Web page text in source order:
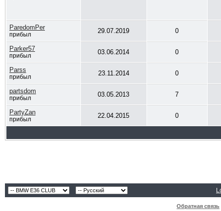
ParedomPer
прибыл 29.07.2019 0
Parker57
прибыл 03.06.2014 0
Parss
прибыл 23.11.2014 0
partsdom
прибыл 03.05.2013 7
PartyZan
прибыл 22.04.2015 0
Обратная связь